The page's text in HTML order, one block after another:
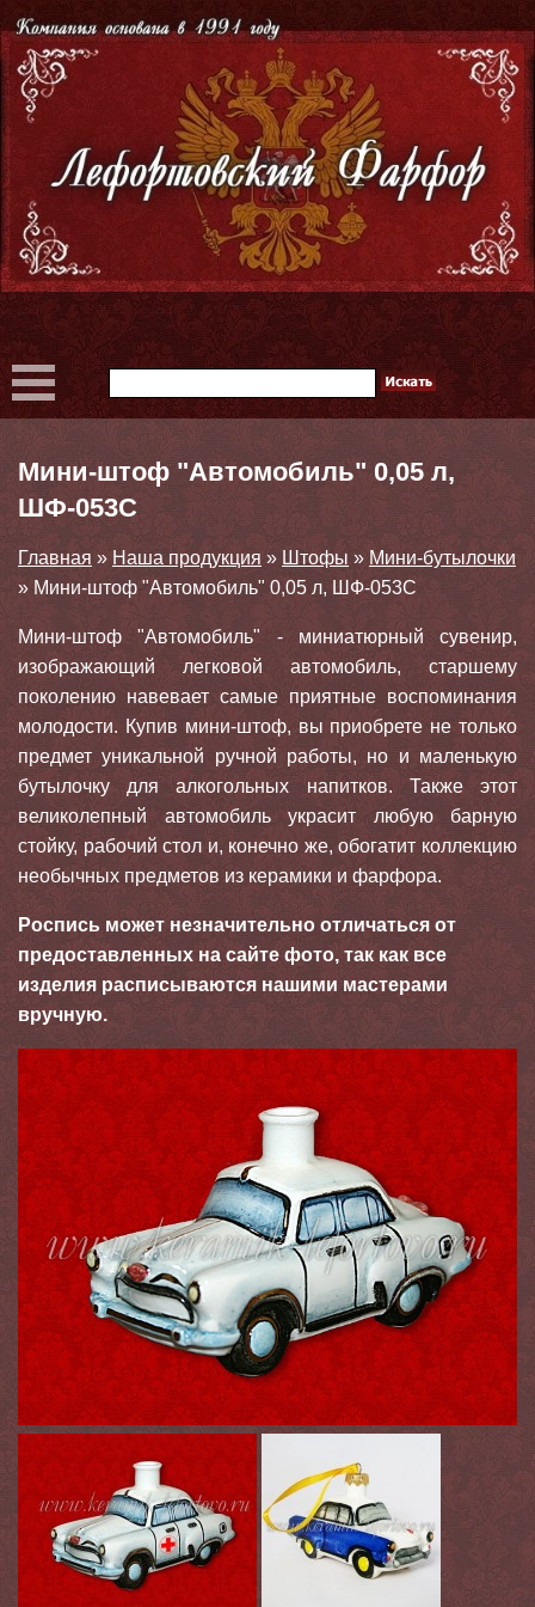
Мини-штоф "Автомобиль" 0,05 л,
ШФ-053С
Главная » Наша продукция » Штофы » Мини-бутылочки
» Мини-штоф "Автомобиль" 0,05 л, ШФ-053С
Мини-штоф "Автомобиль" - миниатюрный сувенир,
изображающий легковой автомобиль, старшему
поколению навевает самые приятные воспоминания
молодости. Купив мини-штоф, вы приобрете не только
предмет уникальной ручной работы, но и маленькую
бутылочку для алкогольных напитков. Также этот
великолепный автомобиль украсит любую барную
стойку, рабочий стол и, конечно же, обогатит коллекцию
необычных предметов из керамики и фарфора.
Роспись может незначительно отличаться от
предоставленных на сайте фото, так как все
изделия расписываются нашими мастерами
вручную.